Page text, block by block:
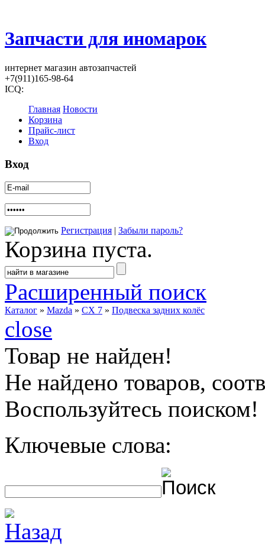
Запчасти для иномарок
интернет магазин автозапчастей
+7(911)165-98-64
ICQ:
Главная Новости
Корзина
Прайс-лист
Вход
Вход
Регистрация | Забыли пароль?
Корзина пуста.
Расширенный поиск
Каталог » Mazda » CX 7 » Подвеска задних колёс
close
Товар не найден!
Не найдено товаров,
Воспользуйтесь поиском!
Ключевые слова: